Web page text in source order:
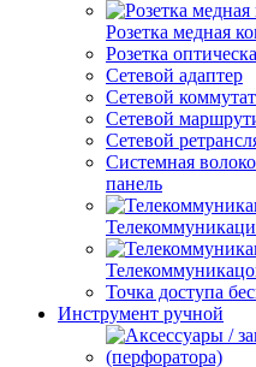
Розетка медная
Розетка
Сетевой адаптер
Сетевой
Сетевой
Сетевой
Системная
панель
Точка доступа
Инструмент ручной